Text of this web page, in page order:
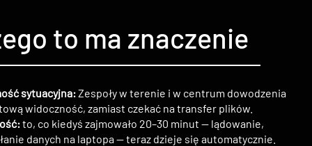
sytuacyjna:Zespoły w terenie i w centrum dowodzenia
widoczność, zamiast czekać na transfer plików.
to, co kiedyś zajmowało 20–30 minut — lądowanie,
danych na laptopa — teraz dzieje się automatycznie.
to ma znaczenie